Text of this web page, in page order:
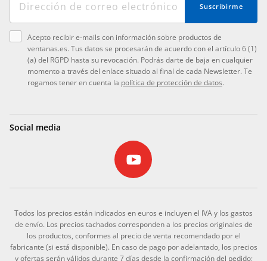
Suscribirme
Acepto recibir e-mails con información sobre productos de
ventanas.es. Tus datos se procesarán de acuerdo con el artículo 6 (1)
(a) del RGPD hasta su revocación. Podrás darte de baja en cualquier
momento a través del enlace situado al final de cada Newsletter. Te
rogamos tener en cuenta la política de protección de datos.
Social media
Todos los precios están indicados en euros e incluyen el IVA y los gastos
de envío. Los precios tachados corresponden a los precios originales de
los productos, conformes al precio de venta recomendado por el
fabricante (si está disponible). En caso de pago por adelantado, los precios
y ofertas serán válidos durante 7 días desde la confirmación del pedido;